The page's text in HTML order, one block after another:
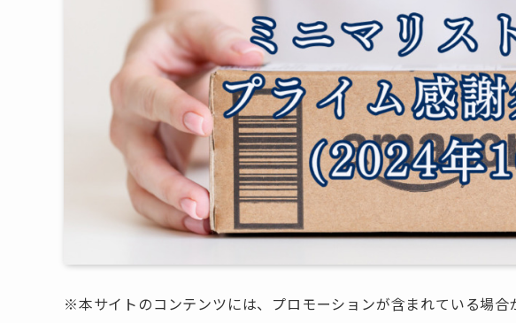
※本サイトのコンテンツには、プロモーションが含まれている場合